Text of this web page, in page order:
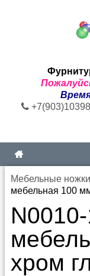
Мебельные
мебельная 100
хром